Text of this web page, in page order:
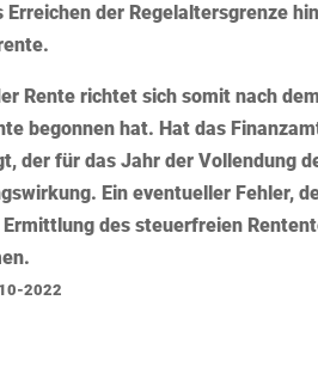
der Regelaltersgrenze
Rente richtet sich somit nach
begonnen hat. Hat das
der für das Jahr der Vollendung
Ein eventueller Fehler,
des steuerfreien
2022